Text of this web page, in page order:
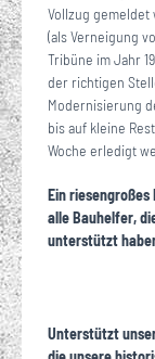
Vollzug gemeldet
(als Verneigung
Tribüne im Jahr
der richtigen
Modernisierung
bis auf kleine
Woche erledigt
Ein riesengroßes
alle Bauhelfer,
unterstützt
Unterstützt